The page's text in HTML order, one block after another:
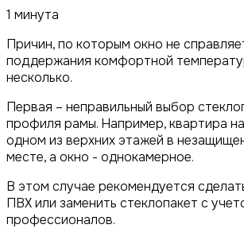
1 минута
Причин, по которым окно не
поддержания комфортной
несколько.
Первая – неправильный выбор
профиля рамы. Например, квартира
одном из верхних этажей в
месте, а окно - однокамерное.
В этом случае рекомендуется
ПВХ или заменить стеклопакет с
профессионалов.